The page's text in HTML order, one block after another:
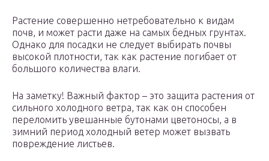
Растение совершенно нетребовательно к видам
почв, и может расти даже на самых бедных грунтах.
Однако для посадки не следует выбирать почвы
высокой плотности, так как растение погибает от
большого количества влаги.
На заметку! Важный фактор – это защита растения от
сильного холодного ветра, так как он способен
переломить увешанные бутонами цветоносы, а в
зимний период холодный ветер может вызвать
повреждение листьев.